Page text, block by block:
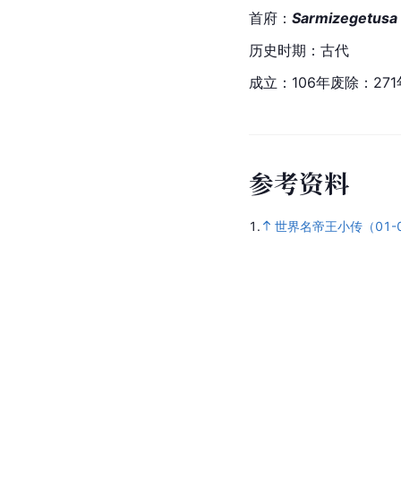
首府： Sarmizegetusa
历史时期：古代
成立：106年废除：271
参考资料
1. 世界名帝王小传（01-